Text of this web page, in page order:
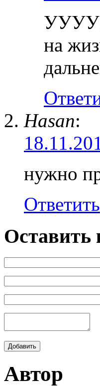
на
Hasan:
нужно
Ответить
Оставить
Автор